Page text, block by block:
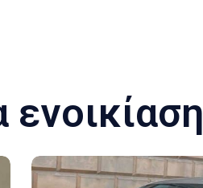
ενοικίαση